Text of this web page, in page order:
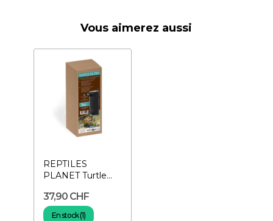
Vous aimerez aussi
REPTILES
PLANET Turtle
tortue d'eau
37,90 CHF
En stock (1)